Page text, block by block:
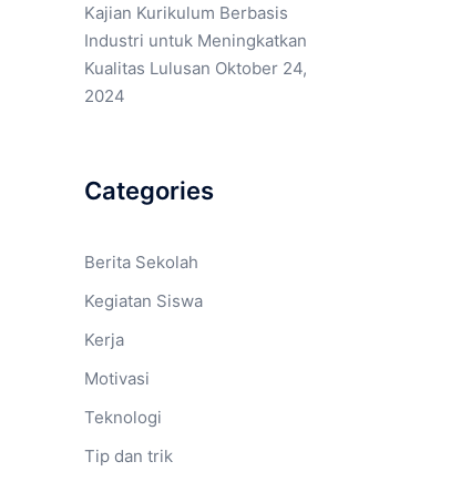
Kajian Kurikulum Berbasis
Industri untuk Meningkatkan
Kualitas Lulusan Oktober 24,
2024
Categories
Berita Sekolah
Kegiatan Siswa
Kerja
Motivasi
Teknologi
Tip dan trik